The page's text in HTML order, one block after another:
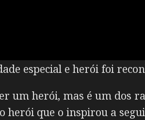
especial e herói foi
um herói, mas é um dos
herói que o inspirou a